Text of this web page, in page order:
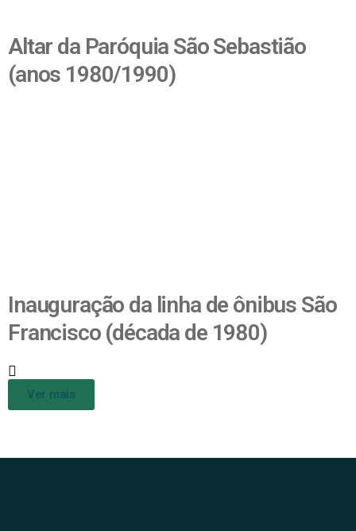
Altar da Paróquia São Sebastião
(anos 1980/1990)
Inauguração da linha de ônibus São
Francisco (década de 1980)
Ver mais